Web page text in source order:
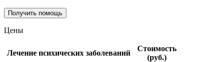
Получить помощь
Цены
Лечение психических заболеваний
Стоимость
(руб.)